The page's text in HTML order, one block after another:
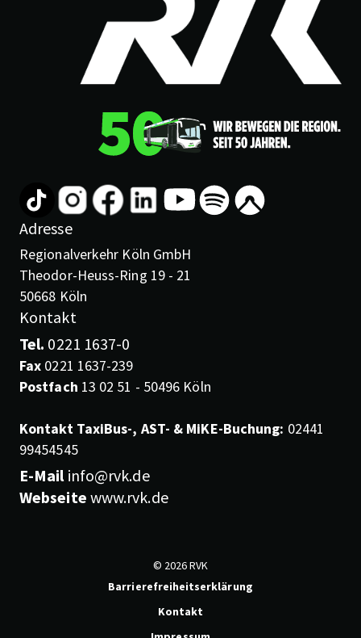
Adresse
Regionalverkehr Köln GmbH
Theodor-Heuss-Ring 19 - 21
50668 Köln
Kontakt
Tel. 0221 1637-0
Fax 0221 1637-239
Postfach 13 02 51 - 50496 Köln
Kontakt TaxiBus-, AST- & MiKE-Buchung: 02441
99454545
E-Mail info@rvk.de
Webseite www.rvk.de
© 2026 RVK
Barrierefreiheitserklärung
Kontakt